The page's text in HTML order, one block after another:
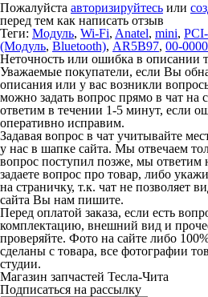
Пожалуйста авторизируйтесь или
перед тем как написать отзыв
Теги: Модуль, Wi-Fi, Anatel, mini,
(Модуль, Bluetooth), AR5B97, 00-
Неточность или ошибка в описании
Уважаемые покупатели, если Вы
описания или у вас возникли
можно задать вопрос прямо в чат на
ответим в течении 1-5 минут, если
оперативно исправим.
Задавая вопрос в чат учитывайте
у нас в шапке сайта. Мы отвечаем
вопрос поступил позже, мы ответим
задаете вопрос про товар, либо
на страничку, т.к. чат не позволяет
сайта Вы нам пишите.
Перед оплатой заказа, если есть
комплектацию, внешний вид и
проверяйте. Фото на сайте либо
сделаны с товара, все фотографии
студии.
Магазин запчастей Тесла-Чита
Подписаться на рассылку